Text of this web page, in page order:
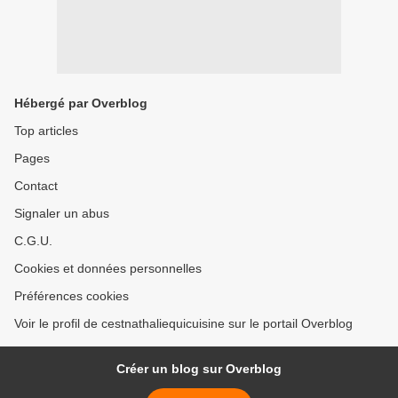
Hébergé par Overblog
Top articles
Pages
Contact
Signaler un abus
C.G.U.
Cookies et données personnelles
Préférences cookies
Voir le profil de cestnathaliequicuisine sur le portail Overblog
Créer un blog sur Overblog